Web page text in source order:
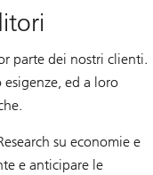
parte dei nostri clienti.
ed a loro
su economie e
e anticipare le